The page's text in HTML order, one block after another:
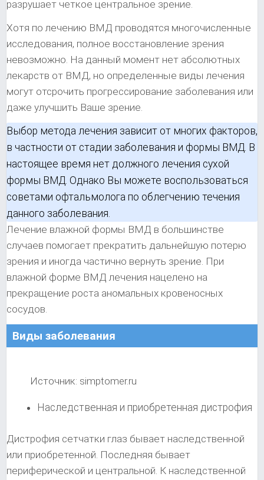
разрушает четкое центральное зрение.
Хотя по лечению ВМД проводятся многочисленные
исследования, полное восстановление зрения
невозможно. На данный момент нет абсолютных
лекарств от ВМД, но определенные виды лечения
могут отсрочить прогрессирование заболевания или
даже улучшить Ваше зрение.
Выбор метода лечения зависит от многих факторов,
в частности от стадии заболевания и формы ВМД. В
настоящее время нет должного лечения сухой
формы ВМД. Однако Вы можете воспользоваться
советами офтальмолога по облегчению течения
данного заболевания.
Лечение влажной формы ВМД в большинстве
случаев помогает прекратить дальнейшую потерю
зрения и иногда частично вернуть зрение. При
влажной форме ВМД лечения нацелено на
прекращение роста аномальных кровеносных
сосудов.
Виды заболевания
Источник: simptomer.ru
Наследственная и приобретенная дистрофия
Дистрофия сетчатки глаз бывает наследственной
или приобретенной. Последняя бывает
периферической и центральной. К наследственной